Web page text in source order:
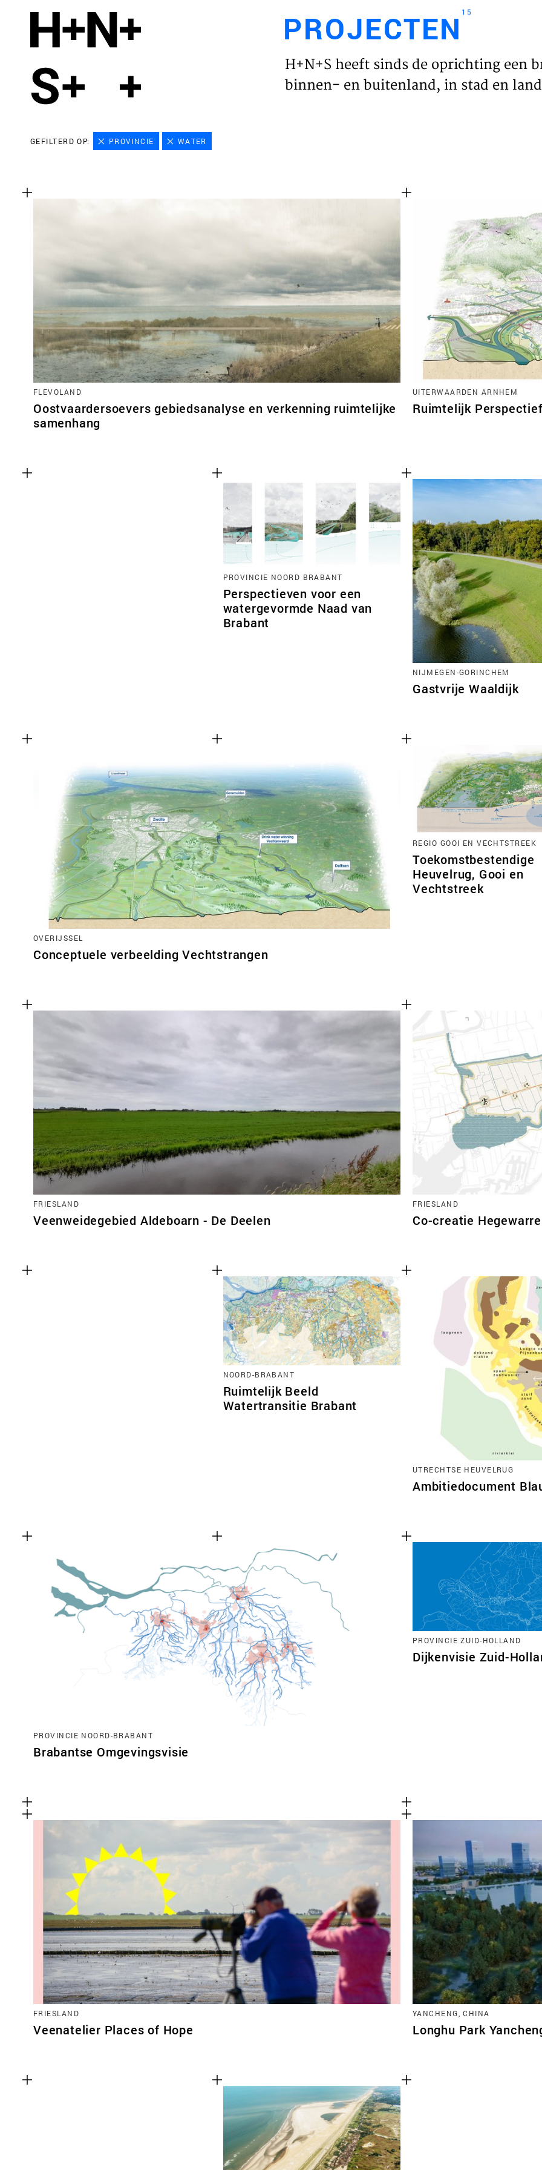
HOME
VISIE
TEAM
PROJECTEN 15
H+N+S heeft sinds de oprichting een
binnen- en buitenland, in stad en
GEFILTERD OP: PROVINCIE WATER
FLEVOLAND
Oostvaardersoevers gebiedsanalyse en verkenning ruimtelijke
samenhang
UITERWAARDEN ARNHEM
Ruimtelijk
PROVINCIE NOORD BRABANT
Perspectieven voor een
watergevormde Naad van
Brabant
NIJMEGEN-GORINCHEM
Gastvrije Waaldijk
OVERIJSSEL
Conceptuele verbeelding Vechtstrangen
REGIO GOOI EN VECHTSTREEK
Toekomstbestendige
Heuvelrug, Gooi en
Vechtstreek
FRIESLAND
Veenweidegebied Aldeboarn - De Deelen
FRIESLAND
Co-creatie
NOORD-BRABANT
Ruimtelijk Beeld
Watertransitie Brabant
UTRECHTSE HEUVELRUG
Ambitiedocument
PROVINCIE NOORD-BRABANT
Brabantse Omgevingsvisie
PROVINCIE ZUID-HOLLAND
Dijkenvisie Zuid-
FRIESLAND
Veenatelier Places of Hope
YANCHENG, CHINA
Longhu Park